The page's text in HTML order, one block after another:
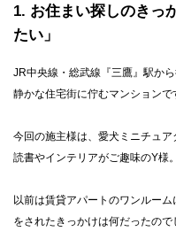
1 お住まい探しのきっ
たい」
JR中央線・総武線『三鷹』駅か
静かな住宅街に佇むマンションで
今回の施主様は、愛犬ミニチュア
読書やインテリアがご趣味のY様。
以前は賃貸アパートのワンルー
をされたきっかけは何だったので